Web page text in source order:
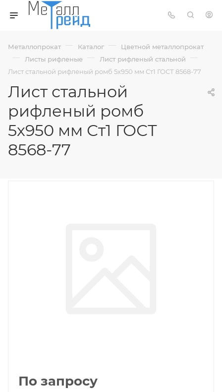
Металлопрокат — Каталог — Цветной металлопрокат
— Листы рифленые — Лист рифленый стальной —
Лист стальной рифленый ромб 5х950 мм Ст1 ГОСТ 8568-77
Лист стальной
рифленый ромб
5х950 мм Ст1 ГОСТ
8568-77
По запросу